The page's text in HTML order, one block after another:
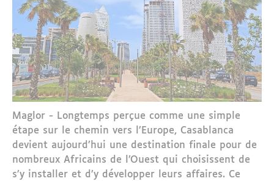
Maglor - Longtemps perçue comme une simple
étape sur le chemin vers l’Europe, Casablanca
devient aujourd’hui une destination finale pour de
nombreux Africains de l’Ouest qui choisissent de
s’y installer et d’y développer leurs affaires. Ce